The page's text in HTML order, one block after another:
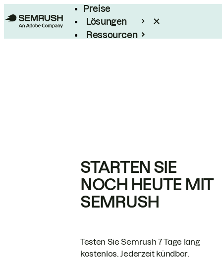
Preise
Lösungen
Ressourcen
STARTEN SIE
NOCH HEUTE MIT
SEMRUSH
Testen Sie Semrush 7 Tage lang
kostenlos. Jederzeit kündbar.